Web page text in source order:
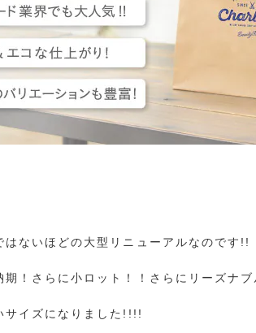
はないほどの大型リニューアルなのです!!
！さらに小ロット！！さらにリーズナブ
サイズになりました!!!!